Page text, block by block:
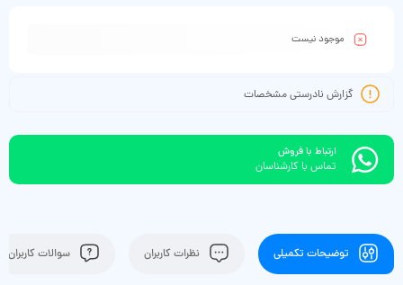
موجود نیست
گزارش نادرستی مشخصات
ارتباط با فروش
تماس با کارشناسان
توضیحات تکمیلی نظرات کاربران سوالات کاربران